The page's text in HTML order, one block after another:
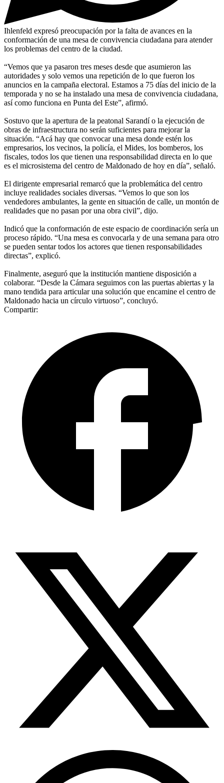
Ihlenfeld expresó preocupación por la falta de avances en la
conformación de una mesa de convivencia ciudadana para atender
los problemas del centro de la ciudad.
“Vemos que ya pasaron tres meses desde que asumieron las
autoridades y solo vemos una repetición de lo que fueron los
anuncios en la campaña electoral. Estamos a 75 días del inicio de la
temporada y no se ha instalado una mesa de convivencia ciudadana,
así como funciona en Punta del Este”, afirmó.
Sostuvo que la apertura de la peatonal Sarandí o la ejecución de
obras de infraestructura no serán suficientes para mejorar la
situación. “Acá hay que convocar una mesa donde estén los
empresarios, los vecinos, la policía, el Mides, los bomberos, los
fiscales, todos los que tienen una responsabilidad directa en lo que
es el microsistema del centro de Maldonado de hoy en día”, señaló.
El dirigente empresarial remarcó que la problemática del centro
incluye realidades sociales diversas. “Vemos lo que son los
vendedores ambulantes, la gente en situación de calle, un montón de
realidades que no pasan por una obra civil”, dijo.
Indicó que la conformación de este espacio de coordinación sería un
proceso rápido. “Una mesa es convocarla y de una semana para otro
se pueden sentar todos los actores que tienen responsabilidades
directas”, explicó.
Finalmente, aseguró que la institución mantiene disposición a
colaborar. “Desde la Cámara seguimos con las puertas abiertas y la
mano tendida para articular una solución que encamine el centro de
Maldonado hacia un círculo virtuoso”, concluyó.
Compartir: